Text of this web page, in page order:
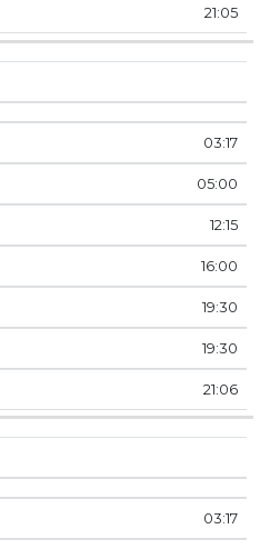
21:05
03:17
05:00
12:15
16:00
19:30
19:30
21:06
03:17